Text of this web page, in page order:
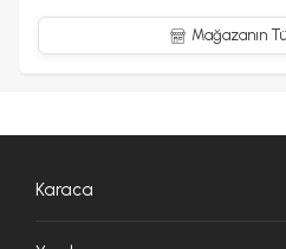
Mağazanın
Karaca